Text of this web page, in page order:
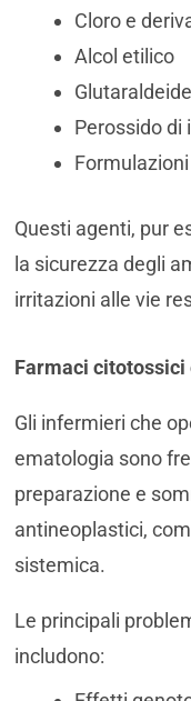
Cloro e
Alcol etilico
Glutaraldeide
Perossido di
Questi agenti, pur
la sicurezza degli
irritazioni alle vie
Farmaci
Gli infermieri che
ematologia sono
preparazione e
antineoplastici,
sistemica.
Le principali
includono: